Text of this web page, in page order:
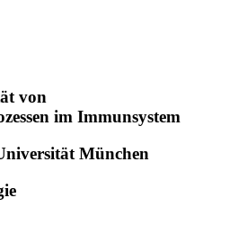
von
im Immunsystem
München